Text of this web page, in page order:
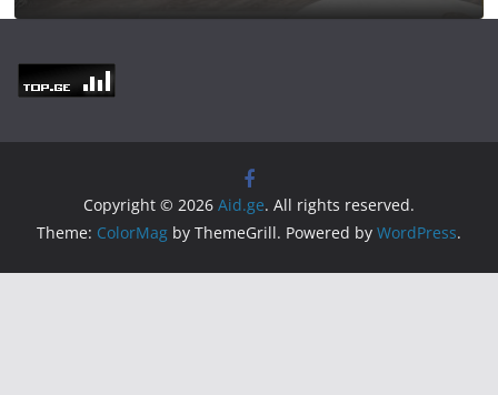
Copyright © 2026 Aid.ge. All rights reserved.
Theme: ColorMag by ThemeGrill. Powered by WordPress.